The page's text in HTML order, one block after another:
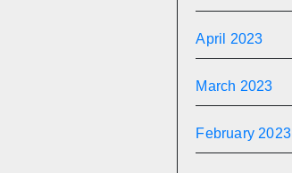
April 2023
March 2023
February 2023